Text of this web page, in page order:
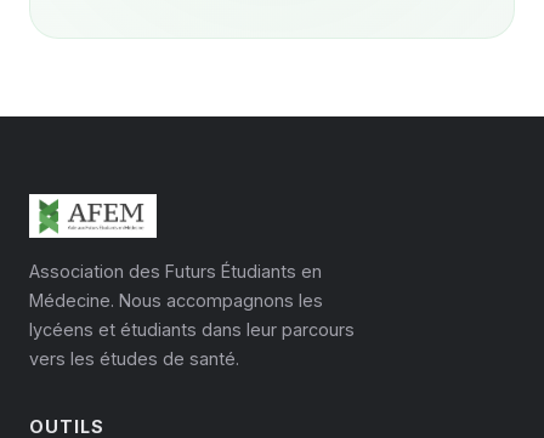
Association des Futurs Étudiants en
Médecine. Nous accompagnons les
lycéens et étudiants dans leur parcours
vers les études de santé.
OUTILS